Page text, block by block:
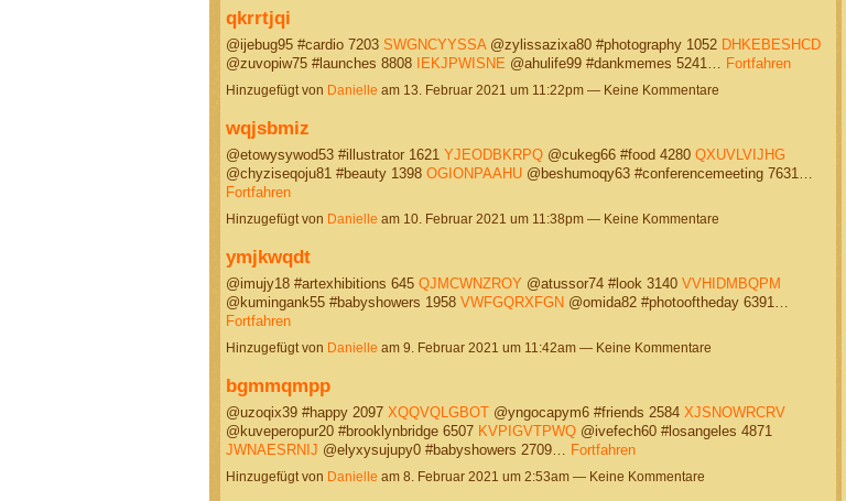
qkrrtjqi
@ijebug95 #cardio 7203 SWGNCYYSSA@zylissazixa80 #photography 1052 DHKEBESHCD
@zuvopiw75 #launches 8808
IEKJPWISNE @ahulife99 #dankmemes 5241… Fortfahren
Hinzugefügt von Danielle am 13. Februar 2021 um 11:22pm — Keine Kommentare
wqjsbmiz
@etowysywod53 #illustrator 1621 YJEODBKRPQ@cukeg66 #food 4280 QXUVLVIJHG
@chyziseqoju81 #beauty 1398 OGIONPAAHU@beshumoqy63 #conferencemeeting 7631…
Fortfahren
Hinzugefügt von Danielle am 10. Februar 2021 um 11:38pm — Keine Kommentare
ymjkwqdt
@imujy18 #artexhibitions 645 QJMCWNZROY @atussor74 #look 3140 VVHIDMBQPM
@kumingank55 #babyshowers 1958 VWFGQRXFGN @omida82 #photooftheday 6391…
Fortfahren
Hinzugefügt von Danielle am 9. Februar 2021 um 11:42am — Keine Kommentare
bgmmqmpp
@uzoqix39 #happy 2097 XQQVQLGBOT@yngocapym6 #friends 2584 XJSNOWRCRV
@kuveperopur20 #brooklynbridge 6507 KVPIGVTPWQ@ivefech60 #losangeles 4871
JWNAESRNIJ @elyxysujupy0 #babyshowers 2709… Fortfahren
Hinzugefügt von Danielle am 8. Februar 2021 um 2:53am — Keine Kommentare